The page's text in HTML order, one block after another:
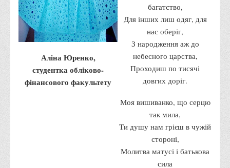
Довідник студента
Реквізити для оплати
Інформація про гуртожитки
вакантні місця державного замовлення
Положення про старосту академічної групи
Положення про оцінювання результатів навчання
Аліна Юренко,
студентка обліково-
фінансового факультету
багатство,
Для інших лиш одяг, для
нас оберіг,
З народження аж до
небесного царства,
Проходиш по тисячі
довгих доріг.
Моя вишиванко, що серцю
так мила,
Ти душу нам грієш в чужій
стороні,
Молитва матусі і батькова
сила